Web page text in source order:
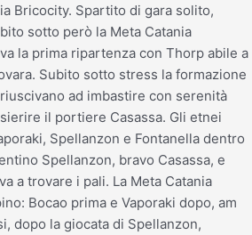
Bricocity. Spartito di gara solito,
sotto però la Meta Catania
la prima ripartenza con Thorp abile a
Subito sotto stress la formazione
ad imbastire con serenità
il portiere Casassa. Gli etnei
Spellanzon e Fontanella dentro
Spellanzon, bravo Casassa, e
a trovare i pali. La Meta Catania
Bocao prima e Vaporaki dopo, am
dopo la giocata di Spellanzon,